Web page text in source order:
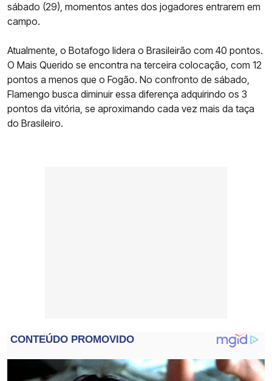
sábado (29), momentos antes dos jogadores entrarem em
campo.
Atualmente, o Botafogo lidera o Brasileirão com 40 pontos.
O Mais Querido se encontra na terceira colocação, com 12
pontos a menos que o Fogão. No confronto de sábado,
Flamengo busca diminuir essa diferença adquirindo os 3
pontos da vitória, se aproximando cada vez mais da taça
do Brasileiro.